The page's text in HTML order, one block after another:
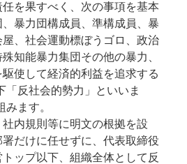
を果すべく、次の事項を基本
暴力団構成員、準構成員、暴
、社会運動標ぼうゴロ、政治
知能暴力集団その他の暴力、
使して経済的利益を追求する
「反社会的勢力」といいま
ます。
内規則等に明文の根拠を設
だけに任せずに、代表取締役
ップ以下、組織全体として反